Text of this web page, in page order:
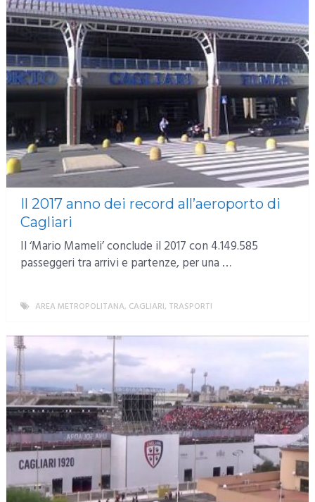
Il 2017 anno dei record all’aeroporto di
Cagliari
Il ‘Mario Mameli’ conclude il 2017 con 4.149.585
passeggeri tra arrivi e partenze, per una …
AREA METROPOLITANA, CAGLIARI, TRASPORTI